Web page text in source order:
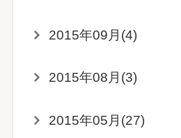
2015年09月(4)
2015年08月(3)
2015年05月(27)